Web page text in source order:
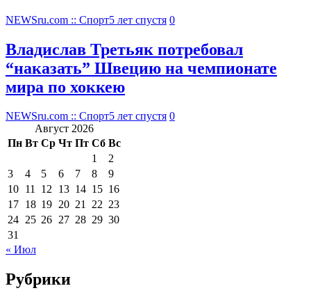
NEWSru.com :: Спорт5 лет спустя 0
Владислав Третьяк потребовал
“наказать” Швецию на чемпионате
мира по хоккею
NEWSru.com :: Спорт5 лет спустя 0
Август 2026
Пн Вт Ср Чт Пт Сб Вс
1
2
3
4 5 6 7 8
9
10 11 12 13 14 15 16
17 18 19 20 21 22 23
24 25 26 27 28 29 30
31
« Июл
Рубрики